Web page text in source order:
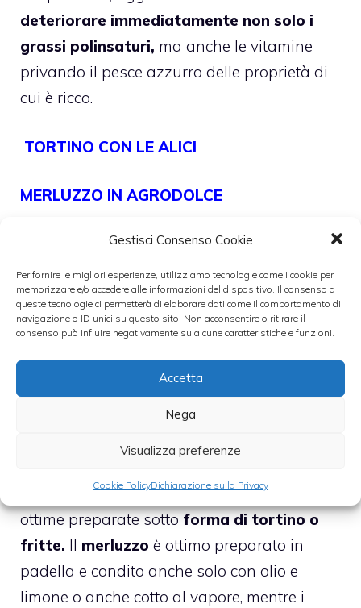
Gestisci Consenso Cookie
Per fornire le migliori esperienze, utilizziamo tecnologie come i cookie per
memorizzare e/o accedere alle informazioni del dispositivo. Il consenso a
queste tecnologie ci permetterà di elaborare dati come il comportamento di
navigazione o ID unici su questo sito. Non acconsentire o ritirare il
consenso può influire negativamente su alcune caratteristiche e funzioni.
Accetta
Nega
Visualizza preferenze
Cookie PolicyDichiarazione sulla Privacy
deteriorare immediatamente non solo i
grassi polinsaturi, ma anche le vitamine
privando il pesce azzurro delle proprietà di
cui è ricco.
TORTINO CON LE ALICI
MERLUZZO IN AGRODOLCE
NASELLO AL CARTOCCIO
Ilpesce azzurro comprende moltissime
sempre le stesse, soprattutto le piccolealici
o le sardine, ma agli sgombri, il merluzzo,
fino al tonno e al pesce spada.
e alici e le acciughead esempio sono
ottime preparate sottoforma di tortino o
fritte. Il merluzzo è ottimo preparato in
padella e condito anche solo con olio e
limone o anche cotto al vapore, mentre i